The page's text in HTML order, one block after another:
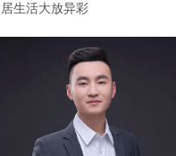
生活大放异彩